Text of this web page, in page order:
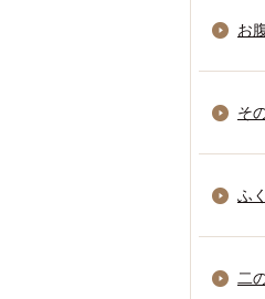
お
そ
ふ
二